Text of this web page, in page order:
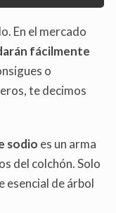
En el mercado
fácilmente
o
te decimos
sodio es un arma
del colchón. Solo
esencial de árbol